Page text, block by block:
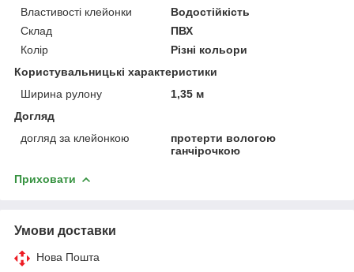
Властивості клейонки
Водостійкість
Склад
ПВХ
Колір
Різні кольори
Користувальницькі характеристики
Ширина рулону
1,35 м
Догляд
догляд за клейонкою
протерти вологою
ганчірочкою
Приховати
Умови доставки
Нова Пошта